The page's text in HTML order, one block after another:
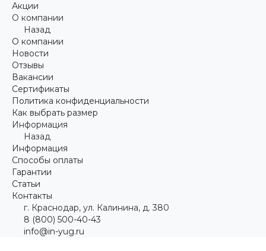
Акции
О компании
Назад
О компании
Новости
Отзывы
Вакансии
Сертификаты
Политика конфиденциальности
Как выбрать размер
Информация
Назад
Информация
Способы оплаты
Гарантии
Статьи
Контакты
г. Краснодар, ул. Калинина, д. 380
8 (800) 500-40-43
info@in-yug.ru